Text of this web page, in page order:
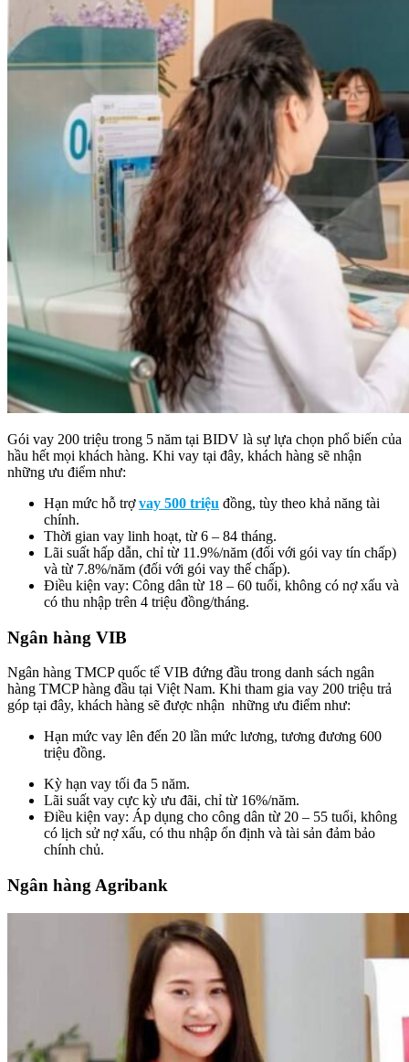
Gói vay 200 triệu trong 5 năm tại BIDV là sự lựa chọn phổ biến của
hầu hết mọi khách hàng. Khi vay tại đây, khách hàng sẽ nhận
những ưu điểm như:
Hạn mức hỗ trợvay 500 triệu đồng, tùy theo khả năng tài
chính.
Thời gian vay linh hoạt, từ 6 – 84 tháng.
Lãi suất hấp dẫn, chỉ từ 11.9%/năm (đối với gói vay tín chấp)
và từ 7.8%/năm (đối với gói vay thế chấp).
Điều kiện vay: Công dân từ 18 – 60 tuổi, không có nợ xấu và
có thu nhập trên 4 triệu đồng/tháng.
Ngân hàng VIB
Ngân hàng TMCP quốc tế VIB đứng đầu trong danh sách ngân
hàng TMCP hàng đầu tại Việt Nam. Khi tham gia vay 200 triệu trả
góp tại đây, khách hàng sẽ được nhận những ưu điểm như:
Hạn mức vay lên đến 20 lần mức lương, tương đương 600
triệu đồng.
Kỳ hạn vay tối đa 5 năm.
Lãi suất vay cực kỳ ưu đãi, chỉ từ 16%/năm.
Điều kiện vay: Áp dụng cho công dân từ 20 – 55 tuổi, không
có lịch sử nợ xấu, có thu nhập ổn định và tài sản đảm bảo
chính chủ.
Ngân hàng Agribank